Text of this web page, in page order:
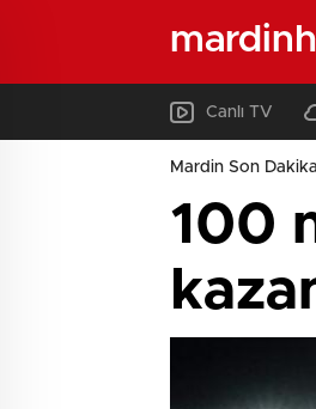
Canlı TV
Mardin Son
100